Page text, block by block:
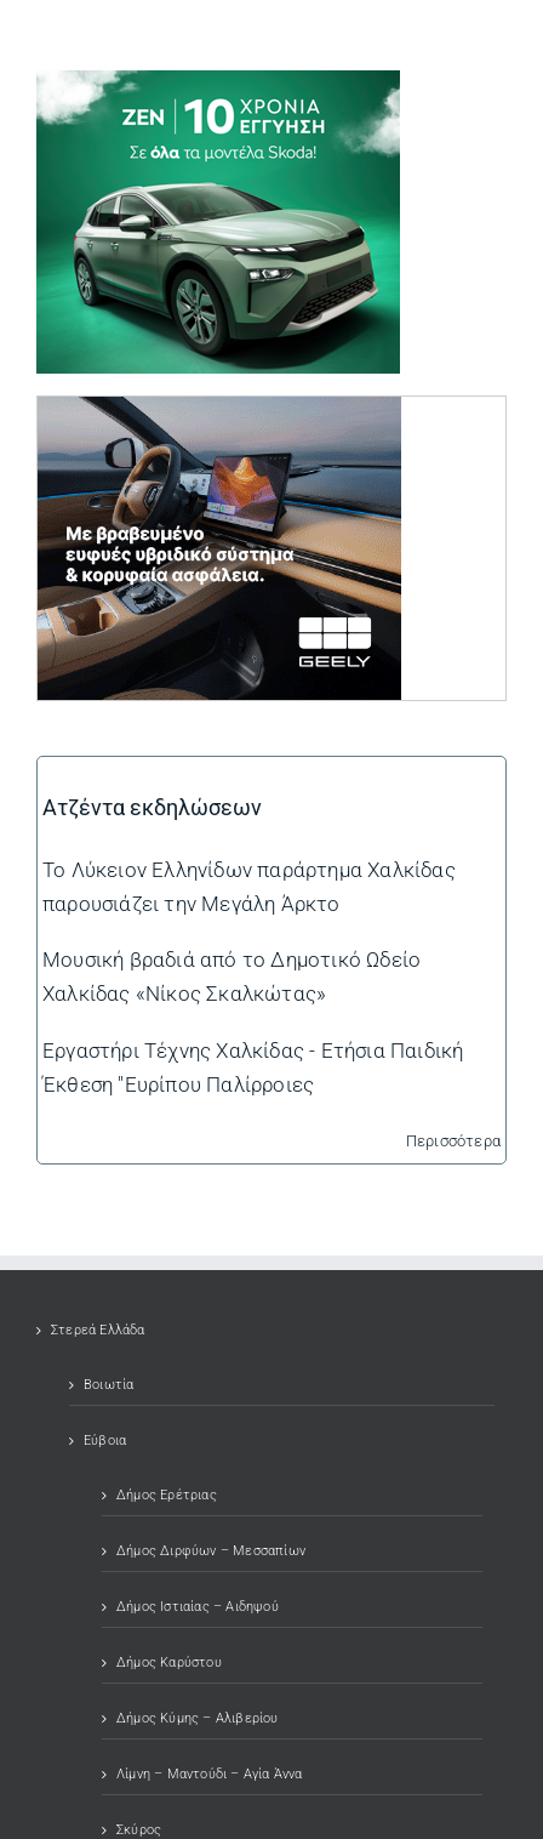
(opens in a new tab)
Ατζέντα εκδηλώσεων
Το Λύκειον Ελληνίδων παράρτημα Χαλκίδας
παρουσιάζει την Μεγάλη Άρκτο
Μουσική βραδιά από το Δημοτικό Ωδείο
Χαλκίδας «Νίκος Σκαλκώτας»
Εργαστήρι Τέχνης Χαλκίδας - Ετήσια Παιδική
Έκθεση "Ευρίπου Παλίρροιες
Περισσότερα
Στερεά Ελλάδα
Βοιωτία
Εύβοια
Δήμος Ερέτριας
Δήμος Διρφύων – Μεσσαπίων
Δήμος Ιστιαίας – Αιδηψού
Δήμος Καρύστου
Δήμος Κύμης – Αλιβερίου
Λίμνη – Μαντούδι – Αγία Άννα
Σκύρος